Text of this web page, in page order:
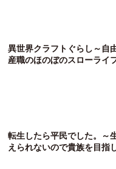
異世界クラフトぐらし～自
産職のほのぼのスローライ
転生したら平民でした。～
えられないので貴族を目指